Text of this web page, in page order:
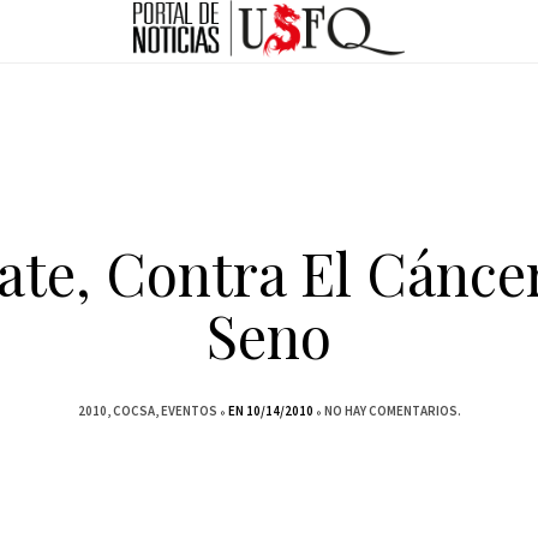
Contra El
Seno
2010 COCSA EVENTOS EN 10/14/2010 NO HAY COMENTARIOS.